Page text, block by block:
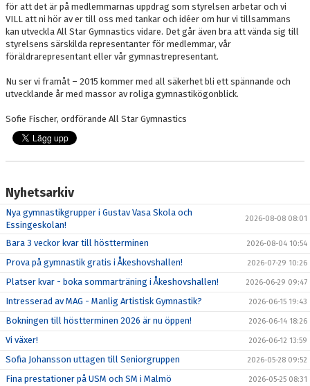
för att det är på medlemmarnas uppdrag som styrelsen arbetar och vi
VILL att ni hör av er till oss med tankar och idéer om hur vi tillsammans
kan utveckla All Star Gymnastics vidare. Det går även bra att vända sig till
styrelsens särskilda representanter för medlemmar, vår
föräldrarepresentant eller vår gymnastrepresentant.
Nu ser vi framåt – 2015 kommer med all säkerhet bli ett spännande och
utvecklande år med massor av roliga gymnastikögonblick.
Sofie Fischer, ordförande All Star Gymnastics
Nyhetsarkiv
Nya gymnastikgrupper i Gustav Vasa Skola och
Essingeskolan!
2026-08-08 08:01
Bara 3 veckor kvar till höstterminen 2026-08-04 10:54
Prova på gymnastik gratis i Åkeshovshallen! 2026-07-29 10:26
Platser kvar - boka sommarträning i Åkeshovshallen! 2026-06-29 09:47
Intresserad av MAG - Manlig Artistisk Gymnastik? 2026-06-15 19:43
Bokningen till höstterminen 2026 är nu öppen! 2026-06-14 18:26
Vi växer! 2026-06-12 13:59
Sofia Johansson uttagen till Seniorgruppen 2026-05-28 09:52
Fina prestationer på USM och SM i Malmö 2026-05-25 08:31